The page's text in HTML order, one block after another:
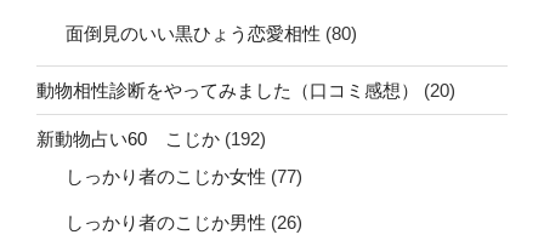
面倒見のいい黒ひょう恋愛相性 (80)
動物相性診断をやってみました（口コミ感想） (20)
新動物占い60 こじか (192)
しっかり者のこじか女性 (77)
しっかり者のこじか男性 (26)